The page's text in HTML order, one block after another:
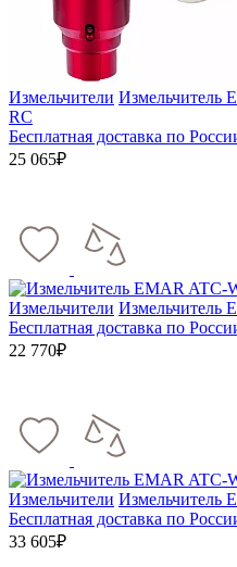
Измельчители Измельчитель
RC
Бесплатная доставка по
25 065₽
Измельчители Измельчитель
Бесплатная доставка по
22 770₽
Измельчители Измельчитель
Бесплатная доставка по
33 605₽